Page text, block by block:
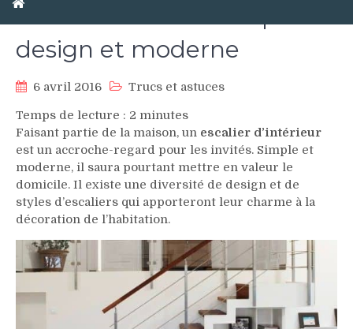
Escalier intérieur : dispositif
design et moderne
6 avril 2016
Trucs et astuces
Temps de lecture : 2 minutes
Faisant partie de la maison, un escalier d’intérieur
est un accroche-regard pour les invités. Simple et
moderne, il saura pourtant mettre en valeur le
domicile. Il existe une diversité de design et de
styles d’escaliers qui apporteront leur charme à la
décoration de l’habitation.